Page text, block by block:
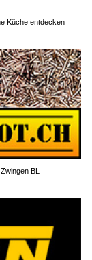
Küche entdecken
BL